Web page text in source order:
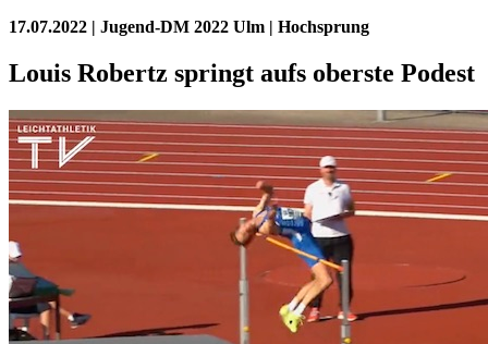
17.07.2022 | Jugend-DM 2022 Ulm | Hochsprung
Louis Robertz springt aufs oberste Podest